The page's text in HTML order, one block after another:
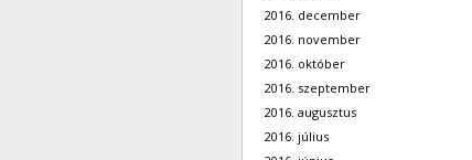
2016. december
2016. november
2016. október
2016. szeptember
2016. augusztus
2016. július